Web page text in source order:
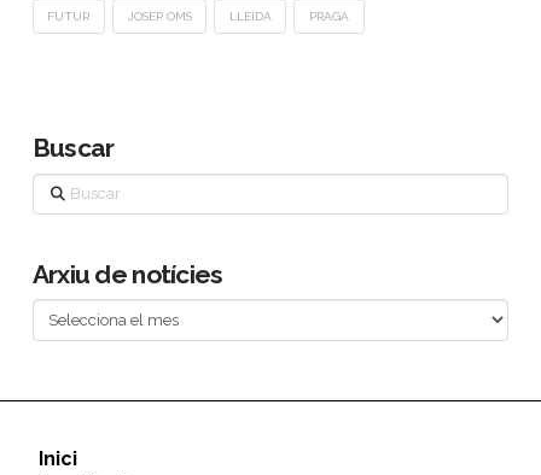
FUTUR JOSEP OMS LLEIDA PRAGA
Buscar
Buscar
Arxiu de notícies
Arxiu
de
Inici